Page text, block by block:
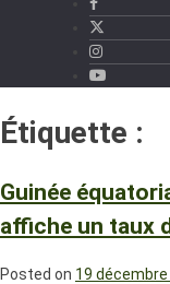
Étiquette :
Guinée
affiche un taux
Posted on 19